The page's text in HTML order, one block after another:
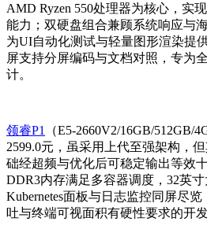
AMD Ryzen 550处理器为核心，实
能力；双硬盘组合兼顾系统响应与
为UI自动化测试与轻量图形渲染提
屏支持分屏编码与文档对照，专为
计。
领睿P1
（E5-2660V2/16GB/512GB/
2599.0元，虽采用上代至强架构，
础经超频与优化后可稳定输出等效
DDR3内存满足多容器调度，32英寸
Kubernetes面板与日志监控同屏尽
吐与终端可视面积有硬性要求的开